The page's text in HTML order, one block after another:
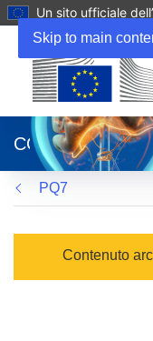
Skip to main
Un sito ufficiale
apre
in
una
nuova
finestra)
CORDIS
PQ7
Contenuto